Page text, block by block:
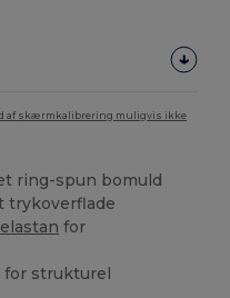
af skærmkalibrering muligvis ikke
ring-spun bomuld
trykoverflade
elastan for
for strukturel